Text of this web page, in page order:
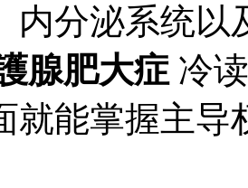
内分泌系统以
腺肥大症 冷
就能掌握主